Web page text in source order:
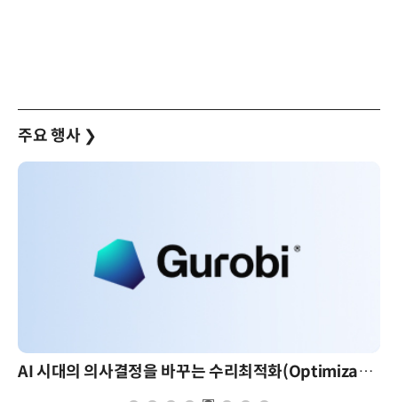
주요 행사 ❯
AI 시대의 의사결정을 바꾸는 수리최적화(Optimization): 실제 산업 적용 사례와 활용 전략